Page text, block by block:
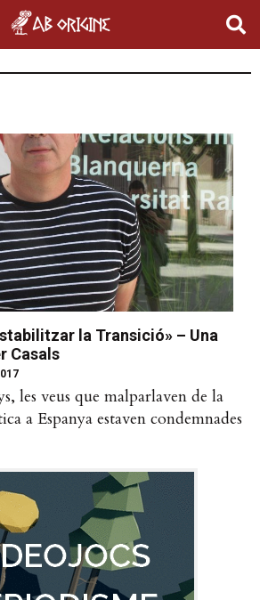
la Transició» – Una
Casals
les veus que malparlaven de la
a Espanya estaven condemnades